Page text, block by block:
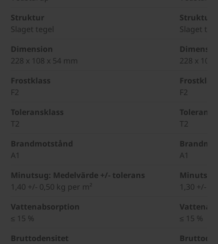
Struktur
Slaget tegel
Struktur
Slaget
Dimension
228 x 108 x 54 mm
228 x 108
Frostklass
F2
F2
Toleransklass
T2
T2
Brandmotstånd
A1
A1
Minutsug: Medelvärde +/- tolerans
1,40 +/- 0,50 kg per m²
1,30 +/-
Vattenabsorption
≤ 15 %
≤ 15 %
Bruttodensitet